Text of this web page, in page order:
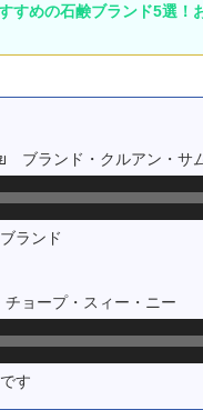
すめの石鹸ブランド5選
ブランド・クルアン・サ
ランド
ョープ・スィー・ニー
す